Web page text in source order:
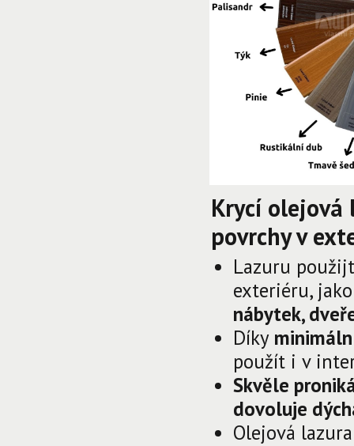
Krycí olejová
povrchy v
Lazuru
exteriéru,
nábytek,
Díky
použít i v
Skvěle
dovoluje
Olejová